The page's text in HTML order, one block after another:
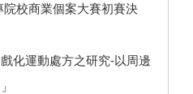
院校商業個案大賽初賽決
化運動處方之研究-以周邊